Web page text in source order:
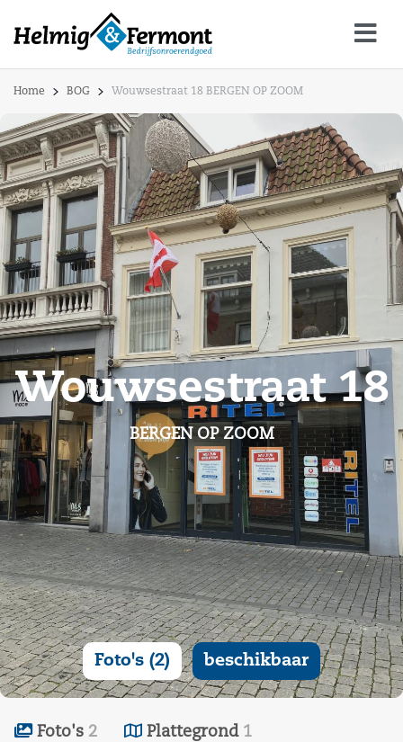
Home BOG Wouwsestraat 18 BERGEN OP ZOOM
Wouwsestraat 18
BERGEN OP ZOOM
Foto's (2) beschikbaar
Foto's 2 Plattegrond 1